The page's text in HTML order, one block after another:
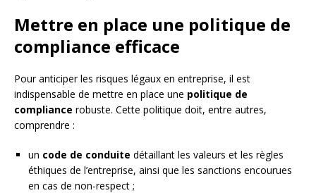
Mettre en place une politique de
compliance efficace
Pour anticiper les risques légaux en entreprise, il est
indispensable de mettre en place une politique de
compliance robuste. Cette politique doit, entre autres,
comprendre :
un code de conduite détaillant les valeurs et les règles
éthiques de l’entreprise, ainsi que les sanctions encourues
en cas de non-respect ;